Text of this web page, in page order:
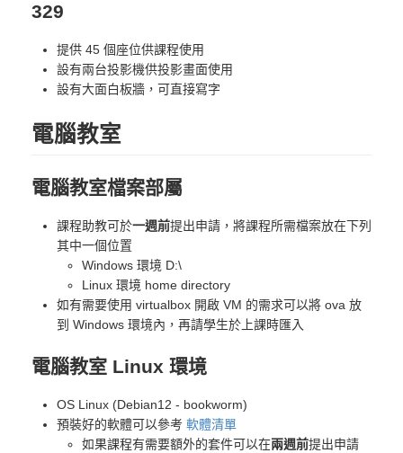
329
提供 45 個座位供課程使用
設有兩台投影機供投影畫面使用
設有大面白板牆，可直接寫字
電腦教室
電腦教室檔案部屬
課程助教可於一週前提出申請，將課程所需檔案放在下列
其中一個位置
Windows 環境 D:\
Linux 環境 home directory
如有需要使用 virtualbox 開啟 VM 的需求可以將 ova 放
到 Windows 環境內，再請學生於上課時匯入
電腦教室 Linux 環境
OS Linux (Debian12 - bookworm)
預裝好的軟體可以參考 軟體清單
如果課程有需要額外的套件可以在兩週前提出申請